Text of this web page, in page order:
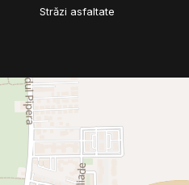
Străzi asfaltate